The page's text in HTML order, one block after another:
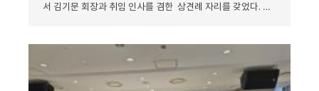
서 김기문 회장과 취임 인사를 겸한 상견례 자리를 갖었다. 조
대한 양해를 구하는 한편 향후 금속조합과 조합원사들을 위한
각별한 관심을 당부했다.